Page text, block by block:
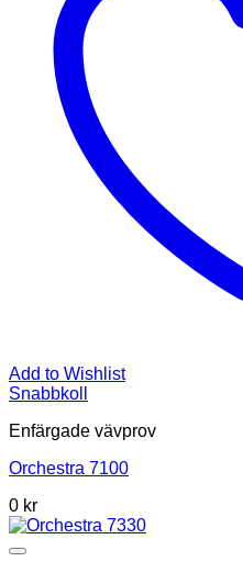
Add to Wishlist
Snabbkoll
Enfärgade vävprov
Orchestra 7100
0 kr